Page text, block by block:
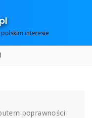
interesie
poprawności